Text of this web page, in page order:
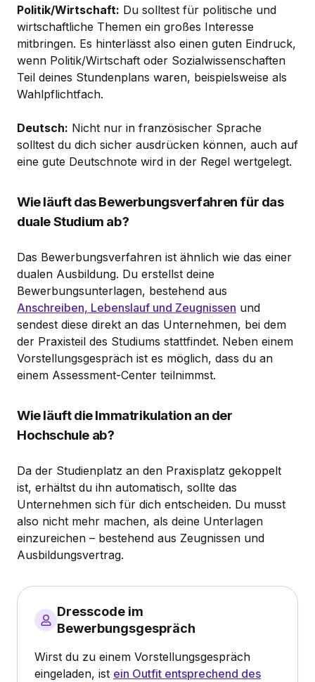
Politik/Wirtschaft: Du solltest für politische und
wirtschaftliche Themen ein großes Interesse
mitbringen. Es hinterlässt also einen guten Eindruck,
wenn Politik/Wirtschaft oder Sozialwissenschaften
Teil deines Stundenplans waren, beispielsweise als
Wahlpflichtfach.
Deutsch: Nicht nur in französischer Sprache
solltest du dich sicher ausdrücken können, auch auf
eine gute Deutschnote wird in der Regel wertgelegt.
Wie läuft das Bewerbungsverfahren für das
duale Studium ab?
Das Bewerbungsverfahren ist ähnlich wie das einer
dualen Ausbildung. Du erstellst deine
Bewerbungsunterlagen, bestehend aus
Anschreiben, Lebenslauf und Zeugnissen und
sendest diese direkt an das Unternehmen, bei dem
der Praxisteil des Studiums stattfindet. Neben einem
Vorstellungsgespräch ist es möglich, dass du an
einem Assessment-Center teilnimmst.
Wie läuft die Immatrikulation an der
Hochschule ab?
Da der Studienplatz an den Praxisplatz gekoppelt
ist, erhältst du ihn automatisch, sollte das
Unternehmen sich für dich entscheiden. Du musst
also nicht mehr machen, als deine Unterlagen
einzureichen – bestehend aus Zeugnissen und
Ausbildungsvertrag.
Dresscode im
Bewerbungsgespräch
Wirst du zu einem Vorstellungsgespräch
eingeladen, ist ein Outfit entsprechend des